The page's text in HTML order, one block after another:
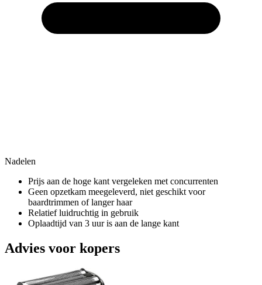
Nadelen
Prijs aan de hoge kant vergeleken met concurrenten
Geen opzetkam meegeleverd, niet geschikt voor
baardtrimmen of langer haar
Relatief luidruchtig in gebruik
Oplaadtijd van 3 uur is aan de lange kant
Advies voor kopers